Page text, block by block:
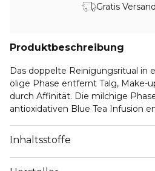
Gratis
Produktbeschreibung
Das doppelte Reinigungsritual in
ölige Phase entfernt Talg, Make-
durch Affinität. Die milchige
antioxidativen Blue Tea Infusion
Haut. Ideal für alle Hauttypen
Inhaltsstoffe